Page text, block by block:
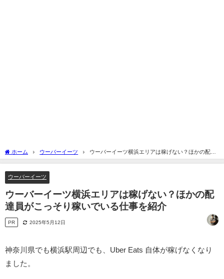
ホーム ウーバーイーツ
ウーバーイーツ横浜エリアは稼げない？ほかの配達
員がこっそり稼いでいる仕事を紹介
ウーバーイーツ
ウーバーイーツ横浜エリアは稼げない？ほかの配
達員がこっそり稼いでいる仕事を紹介
PR 2025年5月12日
神奈川県でも横浜駅周辺でも、Uber Eats 自体が稼げなくなり
ました。